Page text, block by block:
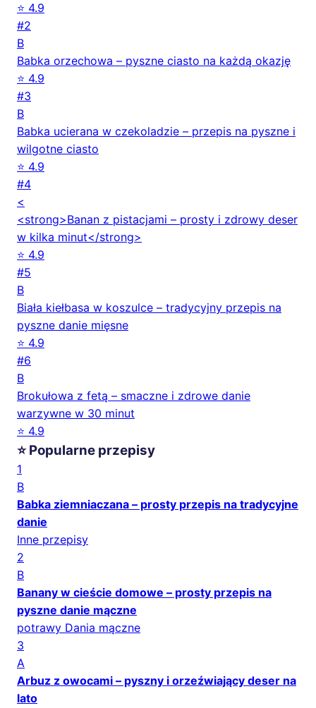
⭐ 4.9
#2
B
Babka orzechowa – pyszne ciasto na każdą okazję
⭐ 4.9
#3
B
Babka ucierana w czekoladzie – przepis na pyszne i
wilgotne ciasto
⭐ 4.9
#4
<
<strong>Banan z pistacjami – prosty i zdrowy deser
w kilka minut</strong>
⭐ 4.9
#5
B
Biała kiełbasa w koszulce – tradycyjny przepis na
pyszne danie mięsne
⭐ 4.9
#6
B
Brokułowa z fetą – smaczne i zdrowe danie
warzywne w 30 minut
⭐ 4.9
⭐ Popularne przepisy
1
B
Babka ziemniaczana – prosty przepis na tradycyjne
danie
Inne przepisy
2
B
Banany w cieście domowe – prosty przepis na
pyszne danie mączne
potrawy Dania mączne
3
A
Arbuz z owocami – pyszny i orzeźwiający deser na
lato